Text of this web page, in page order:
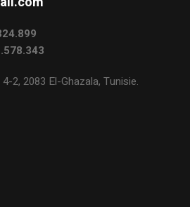
2, 2083 El-Ghazala, Tunisie.